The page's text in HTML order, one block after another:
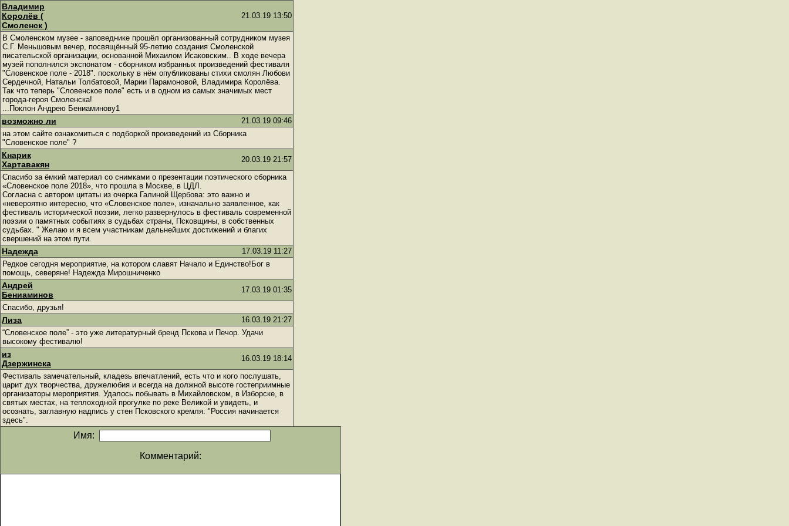
Владимир
Королёв (
Смоленск )
21.03.19 13:50
В Смоленском музее - заповеднике прошёл организованный сотрудником музея
С.Г. Меньшовым вечер, посвящённый 95-летию создания Смоленской
писательской организации, основанной Михаилом Исаковским.. В ходе вечера
музей пополнился экспонатом - сборником избранных произведений фестиваля
"Словенское поле - 2018". поскольку в нём опубликованы стихи смолян Любови
Сердечной, Натальи Толбатовой, Марии Парамоновой, Владимира Королёва.
Так что теперь "Словенское поле" есть и в одном из самых значимых мест
города-героя Смоленска!
...Поклон Андрею Бениаминову1
возможно ли
21.03.19 09:46
на этом сайте ознакомиться с подборкой произведений из Сборника
"Словенское поле" ?
Кнарик
Хартавакян
20.03.19 21:57
Спасибо за ёмкий материал со снимками о презентации поэтического сборника
«Словенское поле 2018», что прошла в Москве, в ЦДЛ.
Согласна с автором цитаты из очерка Галиной Щербова: это важно и
«невероятно интересно, что «Словенское поле», изначально заявленное, как
фестиваль исторической поэзии, легко развернулось в фестиваль современной
поэзии о памятных событиях в судьбах страны, Псковщины, в собственных
судьбах. " Желаю и я всем участникам дальнейших достижений и благих
свершений на этом пути.
Надежда
17.03.19 11:27
Редкое сегодня мероприятие, на котором славят Начало и Единство!Бог в
помощь, северяне! Надежда Мирошниченко
Андрей
Бениаминов
17.03.19 01:35
Спасибо, друзья!
Лиза
16.03.19 21:27
“Словенское поле” - это уже литературный бренд Пскова и Печор. Удачи
высокому фестивалю!
из
Дзержинска
16.03.19 18:14
Фестиваль замечательный, кладезь впечатлений, есть что и кого послушать,
царит дух творчества, дружелюбия и всегда на должной высоте гостеприимные
организаторы мероприятия. Удалось побывать в Михайловском, в Изборске, в
святых местах, на теплоходной прогулке по реке Великой и увидеть, и
осознать, заглавную надпись у стен Псковского кремля: "Россия начинается
здесь".
Имя:
Комментарий: